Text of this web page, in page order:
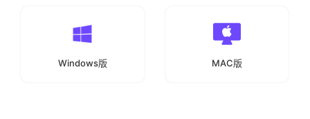
Windows版 MAC版